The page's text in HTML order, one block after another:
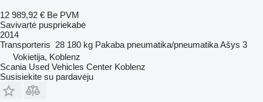
12 989,92 € Be PVM
Savivartė puspriekabė
2014
Transporteris 28 180 kg Pakaba pneumatika/pneumatikaAšys 3
Vokietija, Koblenz
Scania Used Vehicles Center Koblenz
Susisiekite su pardavėju